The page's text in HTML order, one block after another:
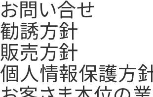
お問い合せ
勧誘方針
販売方針
個人情報保護方